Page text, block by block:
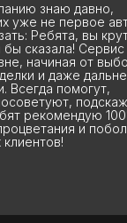
давно,
первое авто и
вы крутые,
Сервис на
от выбора
дальнейшей
помогут,
подскажут.
100%.
и побольше